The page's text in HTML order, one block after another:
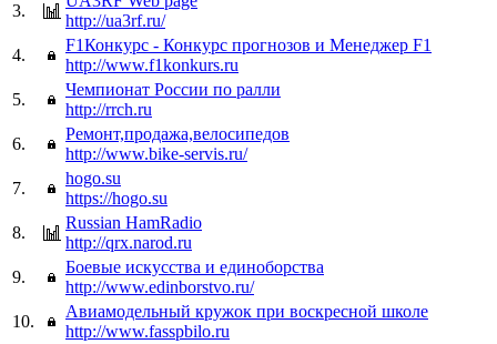
3.
http://ua3rf.ru/
4.
F1Конкурс - Конкурс прогнозов и Менеджер F1
http://www.f1konkurs.ru
5.
Чемпионат России по ралли
http://rrch.ru
6.
Ремонт,продажа,велосипедов
http://www.bike-servis.ru/
7.
hogo.su
https://hogo.su
8.
Russian HamRadio
http://qrx.narod.ru
9.
Боевые искусства и единоборства
http://www.edinborstvo.ru/
10.
Авиамодельный кружок при воскресной школе
http://www.fasspbilo.ru